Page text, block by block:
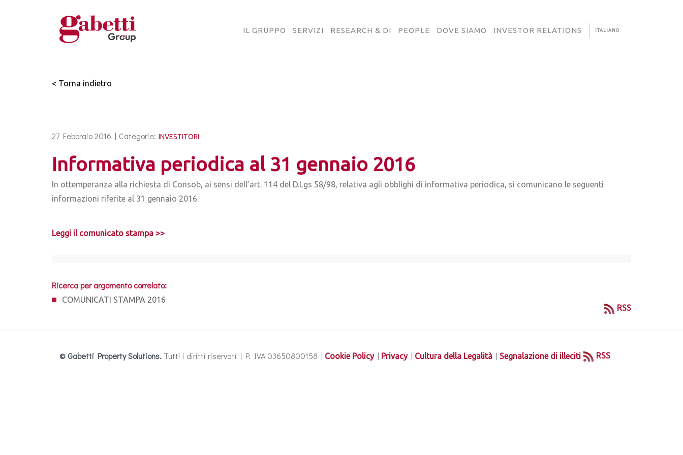
IL GRUPPO SERVIZI RESEARCH & DI PEOPLE DOVE SIAMO INVESTOR RELATIONS ITALIANO
< Torna indietro
27 Febbraio 2016 | Categorie: INVESTITORI
Informativa periodica al 31 gennaio 2016
In ottemperanza alla richiesta di Consob, ai sensi dell’art. 114 del D.Lgs 58/98, relativa agli obblighi di informativa periodica, si comunicano le seguenti
informazioni riferite al 31 gennaio 2016.
Leggi il comunicato stampa >>
Ricerca per argomento correlato:
COMUNICATI STAMPA 2016
RSS
© Gabetti Property Solutions. Tutti i diritti riservati | P. IVA 03650800158 | Cookie Policy| Privacy| Cultura della Legalità | Segnalazione di illeciti RSS